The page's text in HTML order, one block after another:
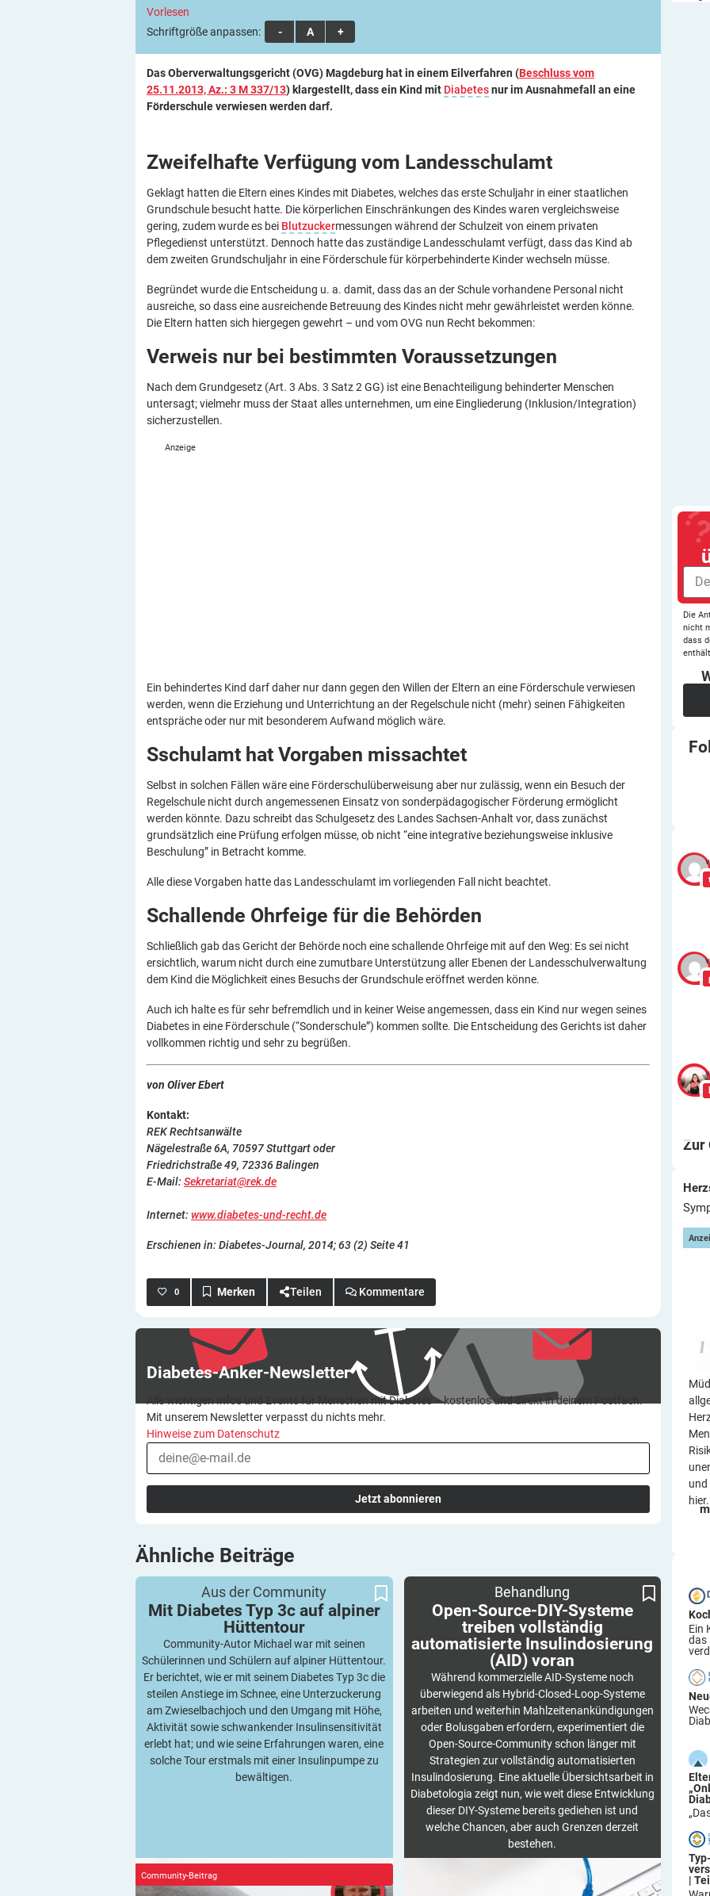
Vorlesen
Schriftgröße anpassen:
A A A
Das Oberverwaltungsgericht (OVG) Magdeburg hat in einem Eilverfahren (Beschluss vom
25.11.2013, Az.: 3 M 337/13) klargestellt, dass ein Kind mit Diabetesnur im Ausnahmefall an eine
Förderschule verwiesen werden darf.
Zweifelhafte Verfügung vom Landesschulamt
Geklagt hatten die Eltern eines Kindes mit Diabetes, welches das erste Schuljahr in einer staatlichen
Grundschule besucht hatte. Die körperlichen Einschränkungen des Kindes waren vergleichsweise
gering, zudem wurde es bei Blutzuckermessungen während der Schulzeit von einem privaten
Pflegedienst unterstützt. Dennoch hatte das zuständige Landesschulamt verfügt, dass das Kind ab
dem zweiten Grundschuljahr in eine Förderschule für körperbehinderte Kinder wechseln müsse.
Begründet wurde die Entscheidung u. a. damit, dass das an der Schule vorhandene Personal nicht
ausreiche, so dass eine ausreichende Betreuung des Kindes nicht mehr gewährleistet werden könne.
Die Eltern hatten sich hiergegen gewehrt – und vom OVG nun Recht bekommen:
Verweis nur bei bestimmten Voraussetzungen
Nach dem Grundgesetz (Art. 3 Abs. 3 Satz 2 GG) ist eine Benachteiligung behinderter Menschen
untersagt; vielmehr muss der Staat alles unternehmen, um eine Eingliederung (Inklusion/Integration)
sicherzustellen.
Ein behindertes Kind darf daher nur dann gegen den Willen der Eltern an eine Förderschule verwiesen
werden, wenn die Erziehung und Unterrichtung an der Regelschule nicht (mehr) seinen Fähigkeiten
entspräche oder nur mit besonderem Aufwand möglich wäre.
Sschulamt hat Vorgaben missachtet
Selbst in solchen Fällen wäre eine Förderschulüberweisung aber nur zulässig, wenn ein Besuch der
Regelschule nicht durch angemessenen Einsatz von sonderpädagogischer Förderung ermöglicht
werden könnte. Dazu schreibt das Schulgesetz des Landes Sachsen-Anhalt vor, dass zunächst
grundsätzlich eine Prüfung erfolgen müsse, ob nicht “eine integrative beziehungsweise inklusive
Beschulung” in Betracht komme.
Alle diese Vorgaben hatte das Landesschulamt im vorliegenden Fall nicht beachtet.
Schallende Ohrfeige für die Behörden
Schließlich gab das Gericht der Behörde noch eine schallende Ohrfeige mit auf den Weg: Es sei nicht
ersichtlich, warum nicht durch eine zumutbare Unterstützung aller Ebenen der Landesschulverwaltung
dem Kind die Möglichkeit eines Besuchs der Grundschule eröffnet werden könne.
Auch ich halte es für sehr befremdlich und in keiner Weise angemessen, dass ein Kind nur wegen seines
Diabetes in eine Förderschule (“Sonderschule”) kommen sollte. Die Entscheidung des Gerichts ist daher
vollkommen richtig und sehr zu begrüßen.
von Oliver Ebert
Kontakt:
REK Rechtsanwälte
Nägelestraße 6A, 70597 Stuttgart oder
Friedrichstraße 49, 72336 Balingen
E-Mail: Sekretariat@rek.de
Internet: www.diabetes-und-recht.de
Erschienen in: Diabetes-Journal, 2014; 63 (2) Seite 41
0 Teilen Kommentare
Diabetes-Anker-Newsletter
Alle wichtigen Infos und Events für Menschen mit Diabetes – kostenlos und direkt in deinem Postfach.
Mit unserem Newsletter verpasst du nichts mehr.
Hinweise zum Datenschutz
Jetzt abonnieren
Ähnliche Beiträge
Mit Diabetes Typ 3c auf alpiner Hüttentour
Aus der Community
Mit Diabetes Typ 3c auf alpiner
Hüttentour
Community-Autor Michael war mit seinen
Schülerinnen und Schülern auf alpiner Hüttentour.
Er berichtet, wie er mit seinem Diabetes Typ 3c die
steilen Anstiege im Schnee, eine Unterzuckerung
am Zwieselbachjoch und den Umgang mit Höhe,
Aktivität sowie schwankender Insulinsensitivität
erlebt hat; und wie seine Erfahrungen waren, eine
solche Tour erstmals mit einer Insulinpumpe zu
bewältigen.
Community-Beitrag
Open-Source-DIY-Systeme treiben vollständig
automatisierte Insulindosierung (AID) voran
Behandlung
Open-Source-DIY-Systeme
treiben vollständig
automatisierte Insulindosierung
(AID)voran
Während kommerzielle AID-Systeme noch
überwiegend als Hybrid-Closed-Loop-Systeme
arbeiten und weiterhin Mahlzeitenankündigungen
oder Bolusgaben erfordern, experimentiert die
Open-Source-Community schon länger mit
Strategien zur vollständig automatisierten
Insulindosierung. Eine aktuelle Übersichtsarbeit in
Diabetologia zeigt nun, wie weit diese Entwicklung
dieser DIY-Systeme bereits gediehen ist und
welche Chancen, aber auch Grenzen derzeit
bestehen.
Die
nicht
dass
enthält.
Zur
und
hier.
Ein
das
|